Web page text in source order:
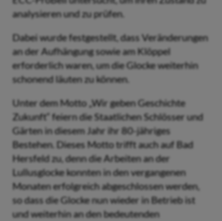
analysieren und zu prüfen.
Dabei wurde festgestellt, dass Veränderungen
an der Aufhängung sowie am Klöppel
erforderlich waren, um die Glocke weiterhin
schonend läuten zu können.
Unter dem Motto „Wir geben Geschichte
Zukunft“ feiern die Staatlichen Schlösser und
Gärten in diesem Jahr ihr 80-jähriges
Bestehen. Dieses Motto trifft auch auf Bad
Hersfeld zu, denn die Arbeiten an der
Lullusglocke konnten in den vergangenen
Monaten erfolgreich abgeschlossen werden,
so dass die Glocke nun wieder in Betrieb ist
und weiterhin an den bedeutenden